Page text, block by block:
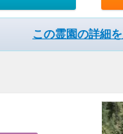
この霊園の詳細